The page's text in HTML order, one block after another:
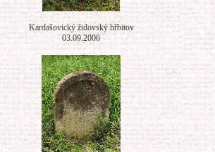
Kardašovický židovský hřbitov
03.09.2006